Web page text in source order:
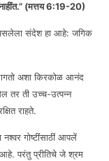
(मत्तय 6:19-20)
असलेला संदेश हा आहे: जगिक
अशा किरकोळ आनंद
तर ती उच्च-उत्पन्न
राहते.
गोष्टींसाठीं आपलें
परंतु प्रीतिचे जे श्रम